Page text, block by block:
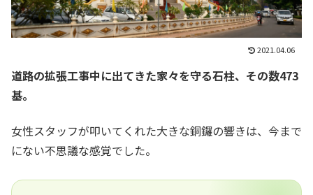
2021.04.06
道路の拡張工事中に出てきた家々を守る石柱、その数473
基。
女性スタッフが叩いてくれた大きな銅鑼の響きは、今まで
にない不思議な感覚でした。